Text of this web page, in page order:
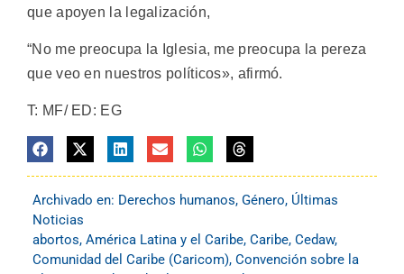
que apoyen la legalización,
“No me preocupa la Iglesia, me preocupa la pereza
que veo en nuestros políticos», afirmó.
T: MF/ ED: EG
Archivado en: Derechos humanos, Género, Últimas
Noticias
abortos, América Latina y el Caribe, Caribe, Cedaw,
Comunidad del Caribe (Caricom), Convención sobre la